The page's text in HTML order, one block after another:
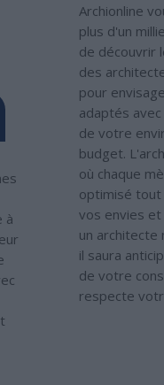
à
Archionline
plus d'un
de découvrir
des
pour
adaptés
de votre
budget.
où chaque
optimisé
vos envies
un architecte
il saura
de votre
respecte